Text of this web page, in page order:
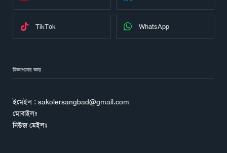
TikTok WhatsApp
বিজ্ঞাপনের জন্য
ইমেইল : sakolersangbad@gmail.com
মোবাইলঃ
নিউজ মেইলঃ